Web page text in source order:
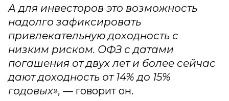
А для инвесторов это возможность
надолго зафиксировать
привлекательную доходность с
низким риском. ОФЗ с датами
погашения от двух лет и более сейчас
дают доходность от 14% до 15%
годовых», — говорит он.